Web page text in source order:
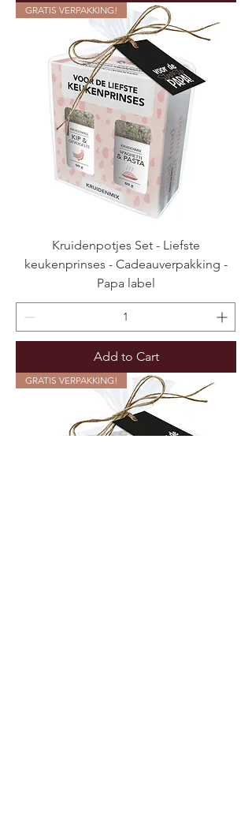
GRATIS VERPAKKING!
Kruidenpotjes Set - Liefste
keukenprinses - Cadeauverpakking -
Papa label
Add to Cart
GRATIS VERPAKKING!